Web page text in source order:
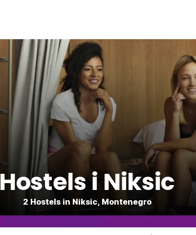
Hostels i Niksic
2 Hostels in Niksic, Montenegro